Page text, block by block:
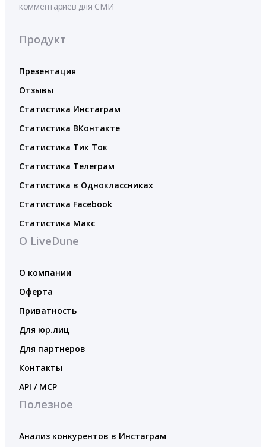
комментариев для СМИ
Продукт
Презентация
Отзывы
Статистика Инстаграм
Статистика ВКонтакте
Статистика Тик Ток
Статистика Телеграм
Статистика в Одноклассниках
Статистика Facebook
Статистика Макс
О LiveDune
О компании
Оферта
Приватность
Для юр.лиц
Для партнеров
Контакты
API / MCP
Полезное
Анализ конкурентов в Инстаграм